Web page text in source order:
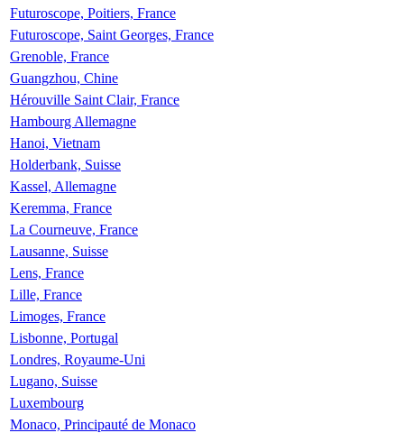
Futuroscope, Poitiers, France
Futuroscope, Saint Georges, France
Grenoble, France
Guangzhou, Chine
Hérouville Saint Clair, France
Hambourg Allemagne
Hanoi, Vietnam
Holderbank, Suisse
Kassel, Allemagne
Keremma, France
La Courneuve, France
Lausanne, Suisse
Lens, France
Lille, France
Limoges, France
Lisbonne, Portugal
Londres, Royaume-Uni
Lugano, Suisse
Luxembourg
Monaco, Principauté de Monaco